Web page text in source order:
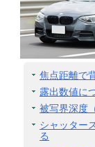
焦点距離で
露出数値に
被写界深度
シャッター
る